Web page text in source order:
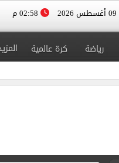
رياضة كرة عالمية